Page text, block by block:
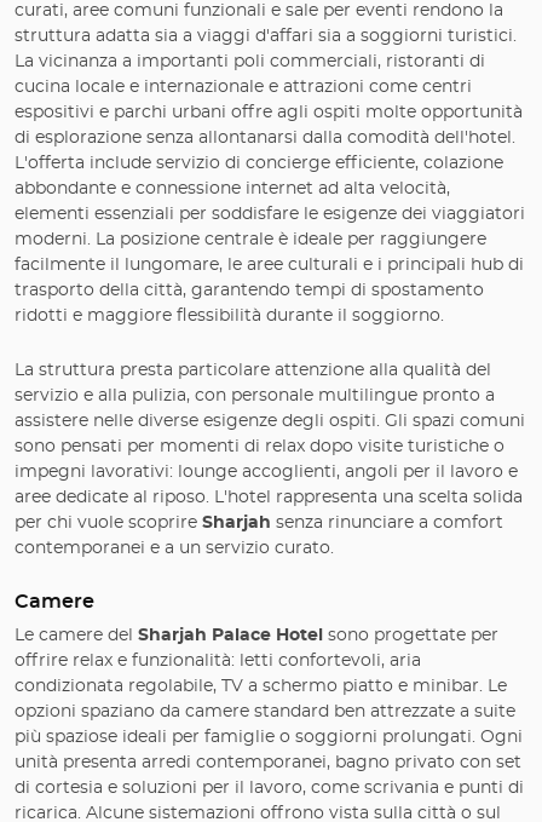
curati, aree comuni funzionali e sale per eventi rendono la
struttura adatta sia a viaggi d'affari sia a soggiorni turistici.
La vicinanza a importanti poli commerciali, ristoranti di
cucina locale e internazionale e attrazioni come centri
espositivi e parchi urbani offre agli ospiti molte opportunità
di esplorazione senza allontanarsi dalla comodità dell'hotel.
L'offerta include servizio di concierge efficiente, colazione
abbondante e connessione internet ad alta velocità,
elementi essenziali per soddisfare le esigenze dei viaggiatori
moderni. La posizione centrale è ideale per raggiungere
facilmente il lungomare, le aree culturali e i principali hub di
trasporto della città, garantendo tempi di spostamento
ridotti e maggiore flessibilità durante il soggiorno.
La struttura presta particolare attenzione alla qualità del
servizio e alla pulizia, con personale multilingue pronto a
assistere nelle diverse esigenze degli ospiti. Gli spazi comuni
sono pensati per momenti di relax dopo visite turistiche o
impegni lavorativi: lounge accoglienti, angoli per il lavoro e
aree dedicate al riposo. L'hotel rappresenta una scelta solida
per chi vuole scoprire Sharjah senza rinunciare a comfort
contemporanei e a un servizio curato.
Camere
Le camere del Sharjah Palace Hotel sono progettate per
offrire relax e funzionalità: letti confortevoli, aria
condizionata regolabile, TV a schermo piatto e minibar. Le
opzioni spaziano da camere standard ben attrezzate a suite
più spaziose ideali per famiglie o soggiorni prolungati. Ogni
unità presenta arredi contemporanei, bagno privato con set
di cortesia e soluzioni per il lavoro, come scrivania e punti di
ricarica. Alcune sistemazioni offrono vista sulla città o sul